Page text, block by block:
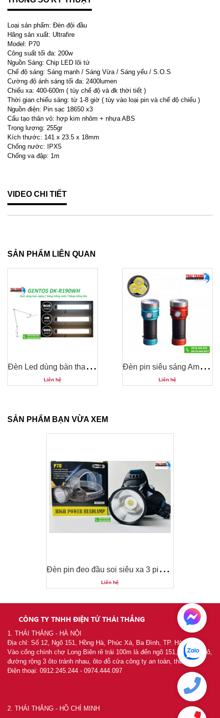
Loại sản phẩm: Đèn đội đầu
Hãng sản xuất: Ultrafire
Model: P70
Công suất tối đa: 200w
Nguồn Sáng: Chip LED lõi tứ
Chế độ sáng: Sáng mạnh / Sáng Vừa / Sáng yếu / S.O.S
Cường độ ánh sáng tối đa: 2400lumen
Chiếu xa: 400-600m ( tùy chế độ và đk thời tiết )
Thời gian chiếu sáng: từ 1-8 giờ ( tùy vào loại pin và chế độ chiếu )
Nguồn điện: Pin sạc 18650 x3
Cấu tạo thân vỏ: hợp kim nhôm + nhựa ABS
Trọng lượng: 255gr
Kích thước: 141 x 23.5 x 18mm
Chống nước: IPX5
Chống va đập: 1m
VIDEO CHI TIẾT
SẢN PHẨM LIÊN QUAN
Đ
èn Led dùng bàn thao tác ngoại quan DK-R190WH
Liên hệ
Đ
èn pin siêu sáng Amutorch X9 XML-L2
Liên hệ
SẢN PHẨM BẠN VỪA XEM
Đ
èn pin đeo đầu soi siêu xa 3 pin siêu khoẻ ultrafire P70
Liên hệ
CÔNG TY TNHH ĐIỆN TỬ THÁI THẮNG
1. THÁI THẮNG - HÀ NỘI
Địa chỉ: Số 12, Ngõ 151, Hồng Hà, Phúc Xá, Ba Đình, TP. Hà Nội
Vào cổng chính chợ Long Biên rẽ trái 100m là đến ngõ 151, khu chia lô,
đường rộng 3 ôto tránh nhau, ôto đỗ cửa công ty an toàn, thuận tiện
Điện thoại: 0912.245.244 - 0974.444.097
2. THÁI THẮNG - HỒ CHÍ MINH